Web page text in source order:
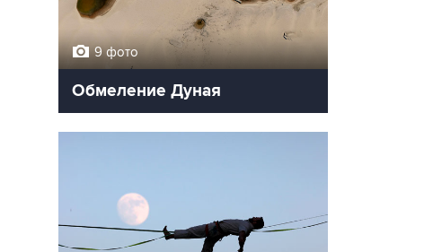
9 фото
Обмеление Дуная